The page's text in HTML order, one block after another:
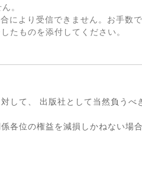
。
より受信できません。お手数
たものを添付してください。
して、 出版社として当然負うべ
各位の権益を減損しかねない場